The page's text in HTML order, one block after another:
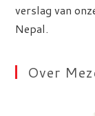
verslag van
Nepal.
Over